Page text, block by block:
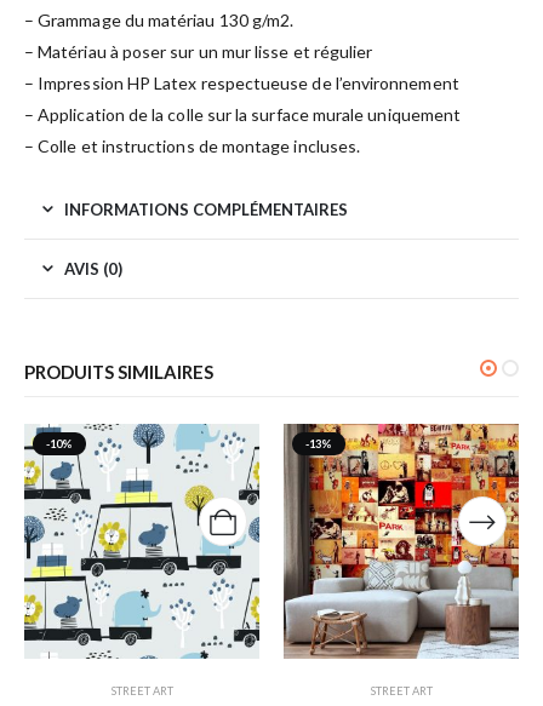
– Grammage du matériau 130 g/m2.
– Matériau à poser sur un mur lisse et régulier
– Impression HP Latex respectueuse de l’environnement
– Application de la colle sur la surface murale uniquement
– Colle et instructions de montage incluses.
INFORMATIONS COMPLÉMENTAIRES
AVIS (0)
PRODUITS SIMILAIRES
-10%
STREET ART
-13%
STREET ART